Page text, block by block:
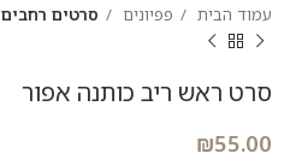
עמוד הבית פפיונים סרטים רחבים
סרט ראש ריב כותנה אפור
₪55.00